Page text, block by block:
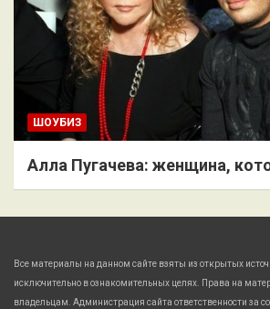
ШОУБИЗ
Алла Пугачева: женщина,
Все материалы на данном сайте взяты из открытых
исключительно в ознакомительных целях. Права на
владельцам. Администрация сайта ответственности за